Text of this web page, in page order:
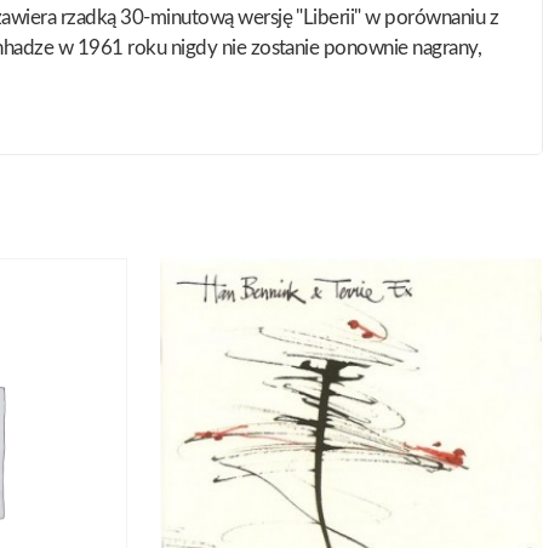
rzadką 30-minutową wersję "Liberii" w porównaniu z
w 1961 roku nigdy nie zostanie ponownie nagrany,